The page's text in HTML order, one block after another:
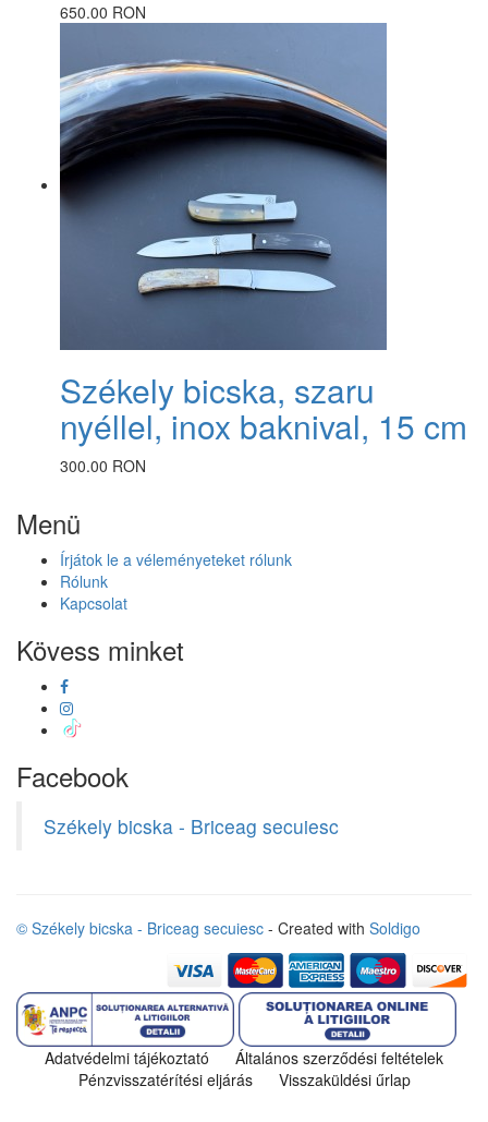
650.00 RON
Székely bicska, szaru
nyéllel, inox baknival, 15 cm
300.00 RON
Menü
Írjátok le a véleményeteket rólunk
Rólunk
Kapcsolat
Kövess minket
Facebook
Székely bicska - Briceag secuiesc
© Székely bicska - Briceag secuiesc - Created with Soldigo
Adatvédelmi tájékoztató
Általános szerződési feltételek
Pénzvisszatérítési eljárás
Visszaküldési űrlap